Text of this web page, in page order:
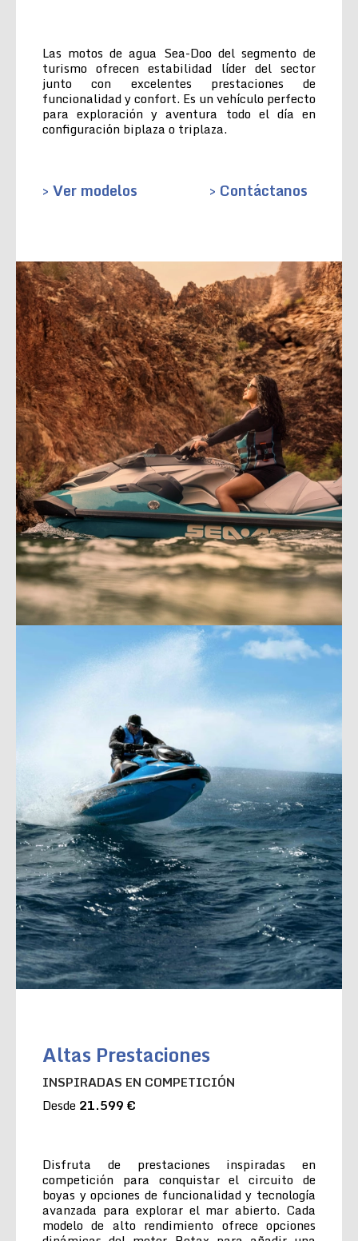
Las motos de agua Sea-Doo del segmento de
turismo ofrecen estabilidad líder del sector
junto con excelentes prestaciones de
funcionalidad y confort. Es un vehículo perfecto
para exploración y aventura todo el día en
configuración biplaza o triplaza.
> Ver modelos > Contáctanos
Altas Prestaciones
INSPIRADAS EN COMPETICIÓN
Desde 21.599 €
Disfruta de prestaciones inspiradas en
competición para conquistar el circuito de
boyas y opciones de funcionalidad y tecnología
avanzada para explorar el mar abierto. Cada
modelo de alto rendimiento ofrece opciones